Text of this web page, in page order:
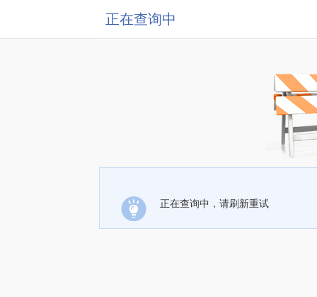
正在查询中
正在查询中，请刷新重试